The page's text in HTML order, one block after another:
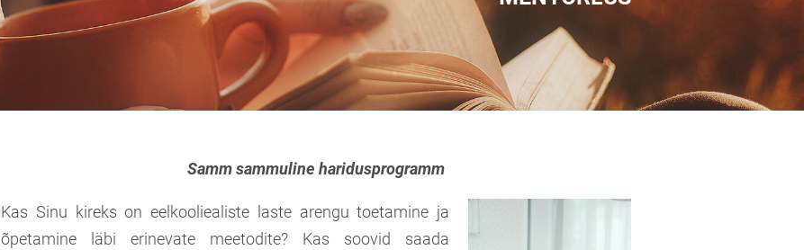
Samm sammuline haridusprogramm
Kas Sinu kireks on eelkooliealiste laste arengu toetamine ja
õpetamine läbi erinevate meetodite? Kas soovid saada